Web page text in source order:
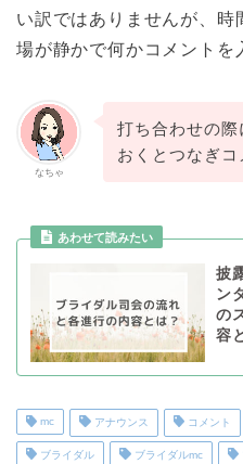
い訳ではありませんが、時
場が静かで何かコメントを
なちゃ
打ち合わせの
おくとつなぎコ
披
ン
の
容
mc アナウンス コメント
ブライダル ブライダルmc